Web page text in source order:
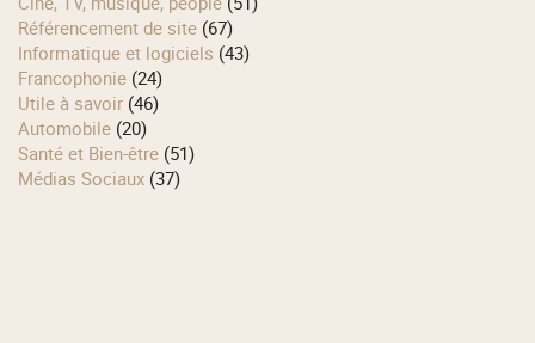
Référencement de site (67)
Informatique et logiciels (43)
Francophonie (24)
Utile à savoir (46)
Automobile (20)
Santé et Bien-être (51)
Médias Sociaux (37)